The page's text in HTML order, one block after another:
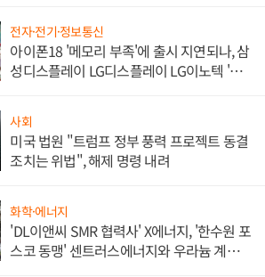
전자·전기·정보통신
아이폰18 '메모리 부족'에 출시 지연되나, 삼
성디스플레이 LG디스플레이 LG이노텍 '탈
사회
미국 법원 "트럼프 정부 풍력 프로젝트 동결
조치는 위법", 해제 명령 내려
화학·에너지
'DL이앤씨 SMR 협력사' X에너지, '한수원 포
스코 동맹' 센트러스에너지와 우라늄 계약